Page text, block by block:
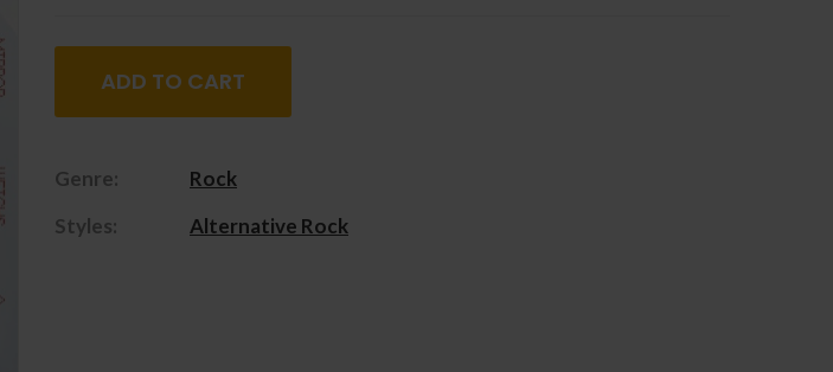
ADD TO CART
Genre:
Rock
Styles:
Alternative Rock